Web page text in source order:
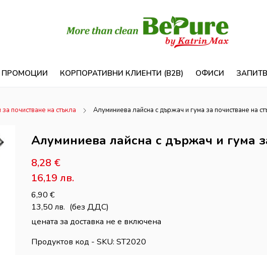
ПРОМОЦИИ КОРПОРАТИВНИ КЛИЕНТИ (B2B) ОФИСИ
почистване на стъкла Алуминиева лайсна с държач и гума за почистване на
Алуминиева лайсна с държач и гума
8,28 €
16,19 лв.
6,90 €
13,50 лв. (без ДДС)
цената за доставка не е включена
Продуктов код - SKU ST2020